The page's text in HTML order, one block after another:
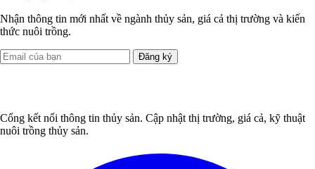
Nhận thông tin mới nhất về ngành thủy sản, giá cả thị trường và kiến
thức nuôi trồng.
Đăng ký
Cổng kết nối thông tin thủy sản. Cập nhật thị trường, giá cả, kỹ thuật
nuôi trồng thủy sản.